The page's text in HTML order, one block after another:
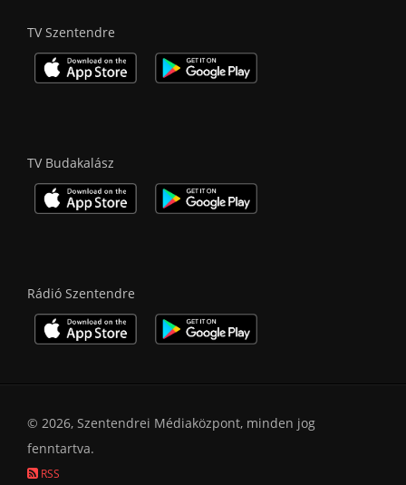
TV Szentendre
TV Budakalász
Rádió Szentendre
© 2026, Szentendrei Médiaközpont, minden jog
fenntartva.
RSS